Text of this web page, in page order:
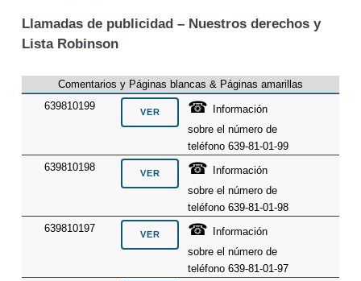
Llamadas de publicidad – Nuestros derechos y
Lista Robinson
Comentarios y Páginas blancas & Páginas amarillas
639810199
☎
Información
sobre el número de
teléfono 639-81-01-99
639810198
☎
Información
sobre el número de
teléfono 639-81-01-98
639810197
☎
Información
sobre el número de
teléfono 639-81-01-97